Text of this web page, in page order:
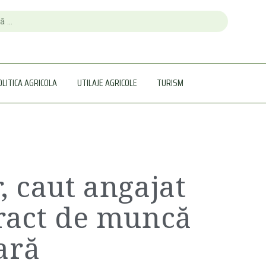
AGRICOLA UTILAJE AGRICOLE TURISM
caut angajat
de muncă